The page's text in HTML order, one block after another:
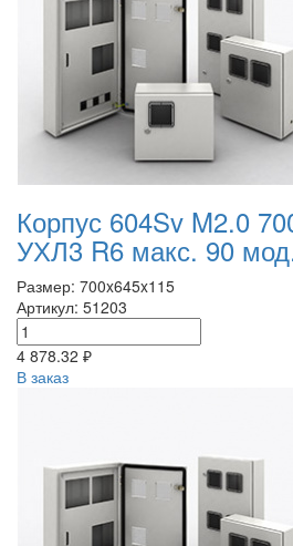
Корпус 604Sv M2.0
УХЛ3 R6 макс. 90
Размер: 700x645x115
Артикул: 51203
4 878.32 ₽
В заказ